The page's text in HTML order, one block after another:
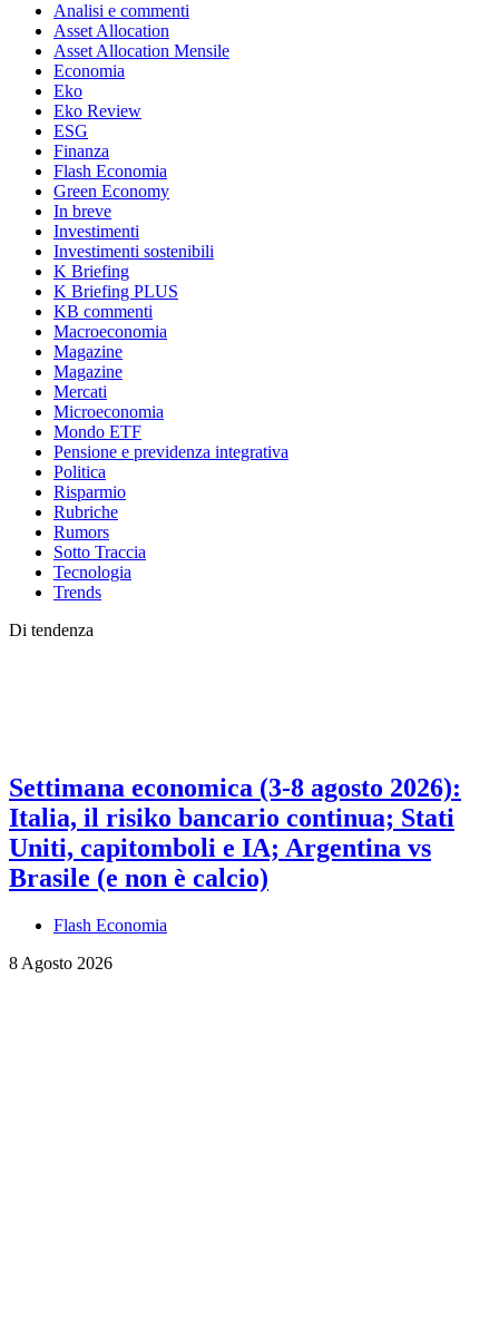
Analisi e commenti
Asset Allocation
Asset Allocation Mensile
Economia
Eko
Eko Review
ESG
Finanza
Flash Economia
Green Economy
In breve
Investimenti
Investimenti sostenibili
K Briefing
K Briefing PLUS
KB commenti
Macroeconomia
Magazine
Magazine
Mercati
Microeconomia
Mondo ETF
Pensione e previdenza integrativa
Politica
Risparmio
Rubriche
Rumors
Sotto Traccia
Tecnologia
Trends
Di tendenza
Settimana economica (3-8 agosto 2026):
Italia, il risiko bancario continua; Stati
Uniti, capitomboli e IA; Argentina vs
Brasile (e non è calcio)
Flash Economia
8 Agosto 2026